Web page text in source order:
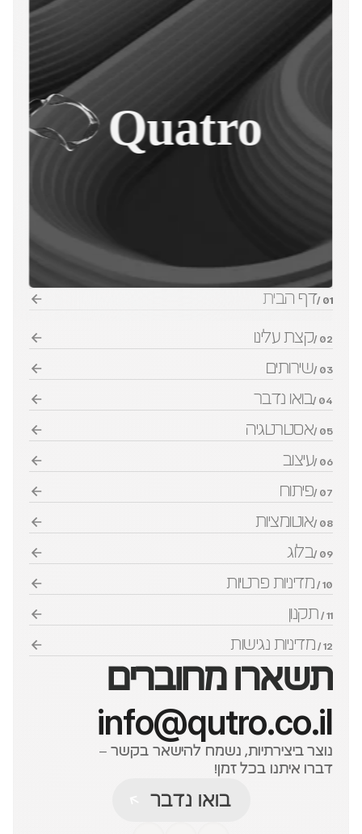
Quatro
קצת עלינו 02 /
דף הבית 01 /
בואו נדבר 04 /
שירותים 03 /
עיצוב 06 /
אסטרטגיה 05 /
אוטומציות 08 /
פיתוח 07 /
מדיניות פרטיות 10 /
בלוג 09 /
מדיניות נגישות 12 /
תקנון 11 /
תשארו מחוברים
info@qutro.co.il
נוצר ביצירתיות, נשמח להישאר בקשר –
דברו איתנו בכל זמן!
בואו נדבר